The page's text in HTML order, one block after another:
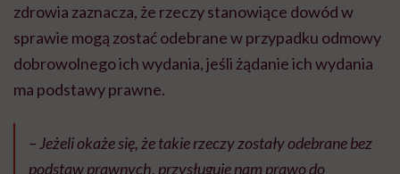
zdrowia zaznacza, że rzeczy stanowiące dowód w
sprawie mogą zostać odebrane w przypadku odmowy
dobrowolnego ich wydania, jeśli żądanie ich wydania
ma podstawy prawne.
– Jeżeli okaże się, że takie rzeczy zostały odebrane bez
podstaw prawnych, przysługuje nam prawo do